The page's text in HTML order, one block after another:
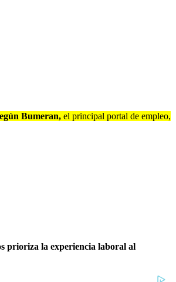
Bumeran, el principal portal de empleo,
prioriza la experiencia laboral al